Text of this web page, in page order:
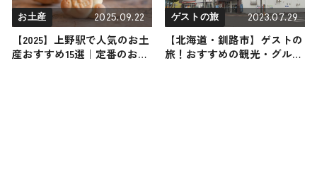
お土産 2025.09.22
【2025】上野駅で人気のお土
産おすすめ15選｜定番のお菓
ゲストの旅 2023.07.29
【北海道・釧路市】ゲストの
旅！おすすめの観光・グルメ